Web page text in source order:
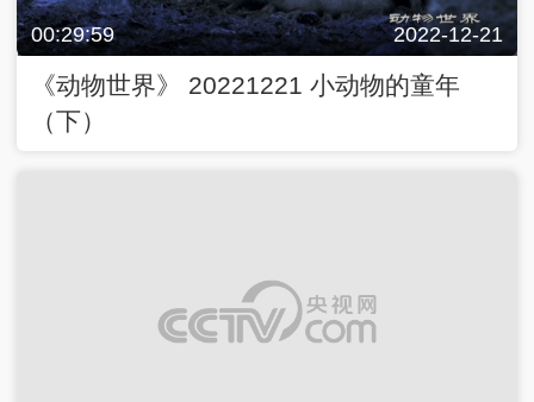
00:29:59 2022-12-21
《动物世界》 20221221 小动物的童年
（下）